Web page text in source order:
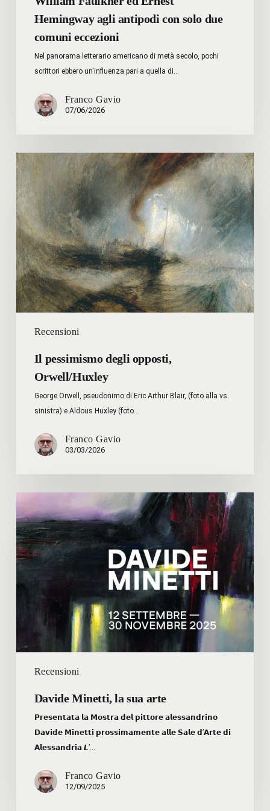
Hemingway agli antipodi con solo due
comuni eccezioni
Nel panorama letterario americano di metà secolo, pochi
scrittori ebbero un'influenza pari a quella di…
Franco Gavio
07/06/2026
Recensioni
Il
pessimismo
degli
opposti,
Orwell/Huxley
Il pessimismo degli opposti,
Orwell/Huxley
George Orwell, pseudonimo di Eric Arthur Blair, (foto alla vs.
sinistra) e Aldous Huxley (foto…
Franco Gavio
03/03/2026
Recensioni
Minetti,
la
sua
arte
Davide Minetti, la sua arte
𝗣𝗿𝗲𝘀𝗲𝗻𝘁𝗮𝘁𝗮 𝗹𝗮 𝗠𝗼𝘀𝘁𝗿𝗮 𝗱𝗲𝗹 𝗽𝗶𝘁𝘁𝗼𝗿𝗲 𝗮𝗹𝗲𝘀𝘀𝗮𝗻𝗱𝗿𝗶𝗻𝗼
𝗗𝗮𝘃𝗶𝗱𝗲 𝗠𝗶𝗻𝗲𝘁𝘁𝗶 𝗽𝗿𝗼𝘀𝘀𝗶𝗺𝗮𝗺𝗲𝗻𝘁𝗲 𝗮𝗹𝗹𝗲 𝗦𝗮𝗹𝗲 𝗱’𝗔𝗿𝘁𝗲 𝗱𝗶
𝗔𝗹𝗲𝘀𝘀𝗮𝗻𝗱𝗿𝗶𝗮 𝙇’…
Franco Gavio
12/09/2025